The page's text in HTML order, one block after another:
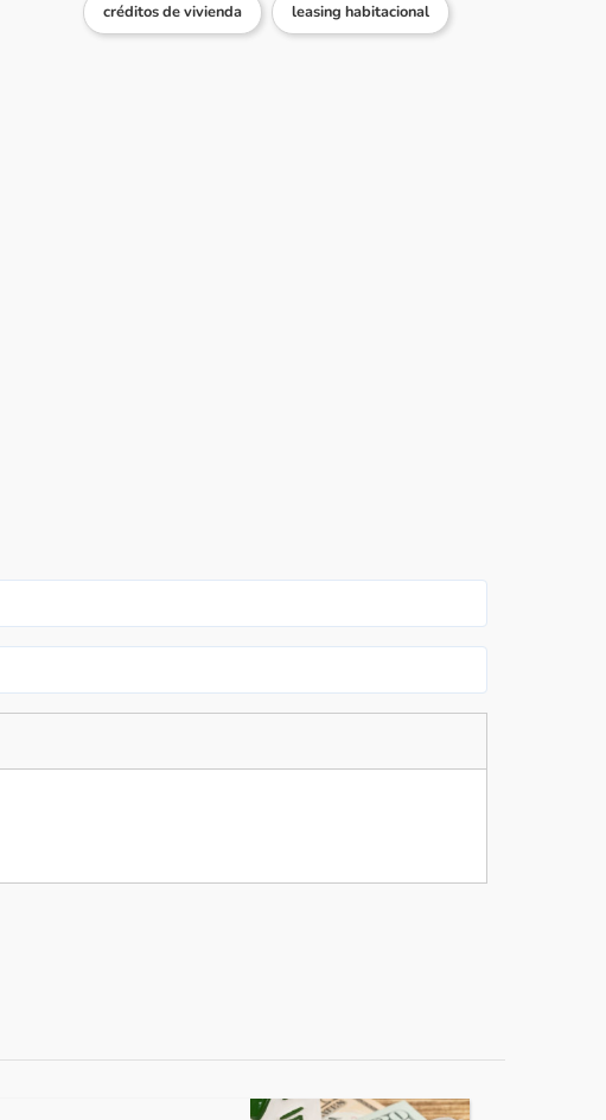
créditos de vivienda leasing habitacional